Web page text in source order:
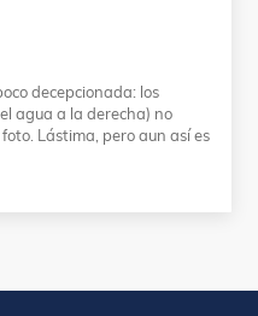
decepcionada: los
agua a la derecha) no
Lástima, pero aun así es